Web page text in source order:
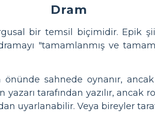
Dram
bir temsil biçimidir. Epik
"tamamlanmış ve
sahnede oynanır,
tarafından yazılır, ancak
uyarlanabilir. Veya bireyler